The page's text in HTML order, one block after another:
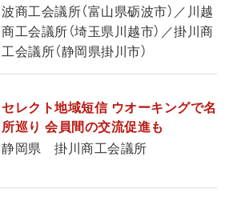
波商工会議所（富山県砺波市）／川越
商工会議所（埼玉県川越市）／掛川商
工会議所（静岡県掛川市）
セレクト地域短信 ウオーキングで名
所巡り 会員間の交流促進も
静岡県 掛川商工会議所